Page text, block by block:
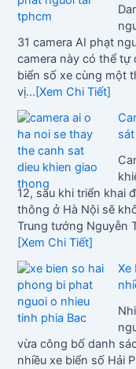
31 camera AI phạt
camera này có thể tự
biển số xe cùng một
vị...[Xem Chi Tiết]
12, sau khi triển khai
thông ở Hà Nội sẽ
Trung tướng Nguyễn
[Xem Chi Tiết]
Xe
vừa công bố danh
nhiều xe biển số Hải